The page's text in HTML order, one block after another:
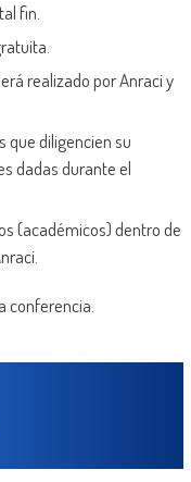
fin.
realizado por Anraci y
que diligencien su
dadas durante el
(académicos) dentro de
conferencia.